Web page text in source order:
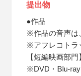
提出物
●作品
※作品の音声は
※アフレコトラ
【短編映画部門
※DVD・Blu-ray